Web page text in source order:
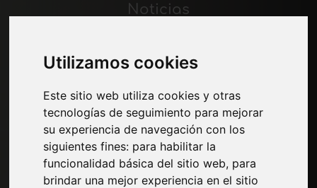
Utilizamos cookies
Este sitio web utiliza cookies y otras
tecnologías de seguimiento para mejorar
su experiencia de navegación con los
siguientes fines: para habilitar la
funcionalidad básica del sitio web, para
brindar una mejor experiencia en el sitio
Noticias
los materiales
Electrodomésticos empotrables: Whirlpool
refuerza su estrategia de crecimiento en el
segmento premium
Superficies decorativas ALPI Microline y ALPI
Xilo Acacia: esencias de madera